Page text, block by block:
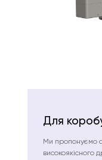
Для
Ми пропонуємо
високоякісного